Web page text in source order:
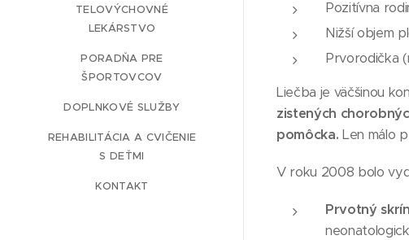
TELOVÝCHOVNÉ
LEKÁRSTVO
PORADŇA PRE
ŠPORTOVCOV
DOPLNKOVÉ SLUŽBY
REHABILITÁCIA A CVIČENIE
S DEŤMI
KONTAKT
Pozitívna
Nižší objem
Prvorodička
Liečba je väčšinou
zistených
pomôcka.Len málo
V roku 2008 bolo
Prvotný